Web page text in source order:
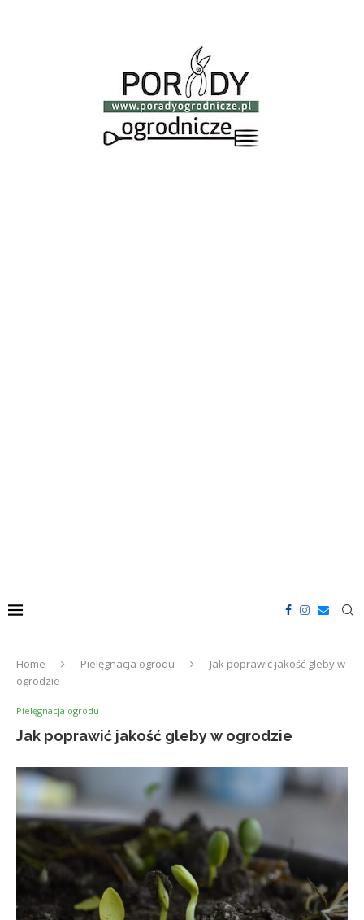
Home Pielęgnacja ogrodu
Jak poprawić jakość gleby w
ogrodzie
Pielęgnacja ogrodu
Jak poprawić jakość gleby w ogrodzie